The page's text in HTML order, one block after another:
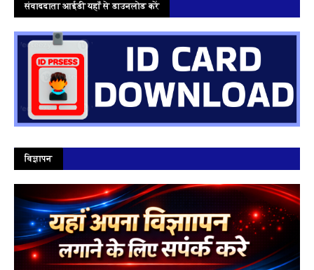
संवाददाता आईडी यहाँ से डाउनलोड करें
विज्ञापन